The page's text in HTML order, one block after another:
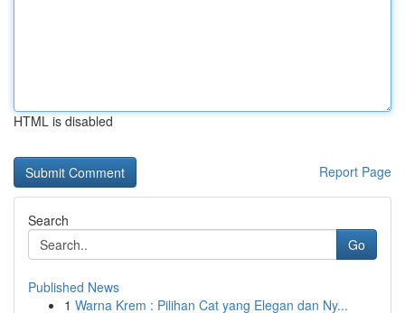
HTML is disabled
Report Page
Search
Go
Published News
1 Warna Krem : Pilihan Cat yang Elegan dan Ny...